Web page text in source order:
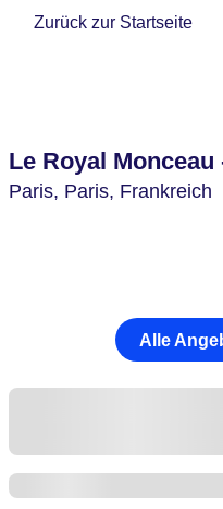
Zurück zur Startseite
Le Royal
Paris, Paris, Frankreich
Alle